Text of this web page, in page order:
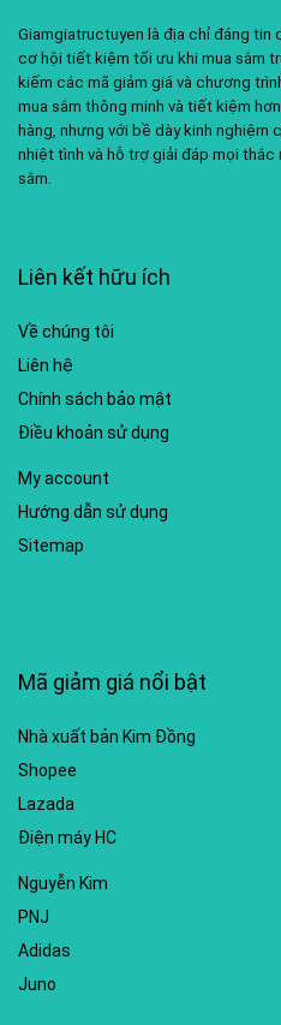
Giamgiatructuyen là địa chỉ đáng tin
cơ hội tiết kiệm tối ưu khi mua sắm
kiếm các mã giảm giá và chương
mua sắm thông minh và tiết kiệm
hàng, nhưng với bề dày kinh nghiệm
nhiệt tình và hỗ trợ giải đáp mọi thắc
sắm.
Liên kết hữu ích
Về chúng tôi
Liên hệ
Chính sách bảo mật
Điều khoản sử dụng
My account
Hướng dẫn sử dụng
Sitemap
Mã giảm giá nổi bật
Nhà xuất bản Kim Đồng
Shopee
Lazada
Điện máy HC
Nguyễn Kim
PNJ
Adidas
Juno